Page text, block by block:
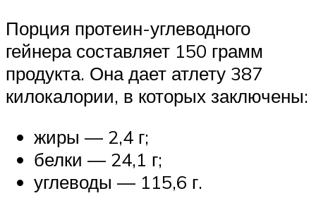
Порция протеин-углеводного
гейнера составляет 150 грамм
продукта. Она дает атлету 387
килокалории, в которых заключены:
жиры — 2,4 г;
белки — 24,1 г;
углеводы — 115,6 г.